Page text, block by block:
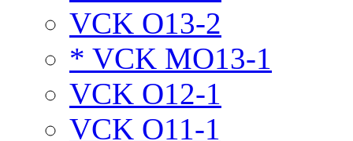
VCK O13-2
* VCK MO13-1
VCK O12-1
VCK O11-1